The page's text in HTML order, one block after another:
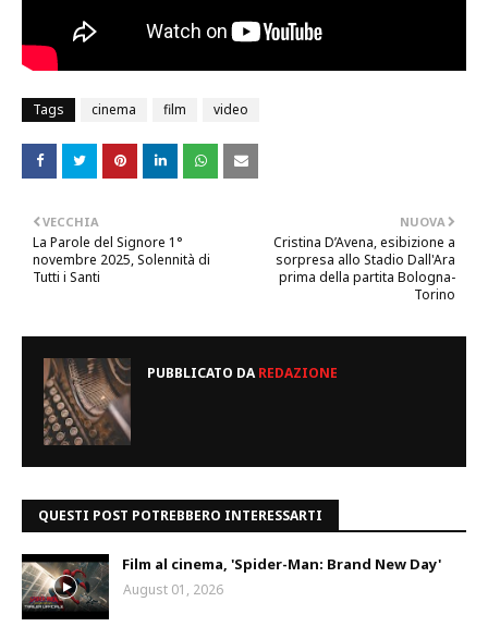
Tags cinema film video
NUOVA
Cristina D’Avena, esibizione a
sorpresa allo Stadio Dall'Ara
prima della partita Bologna-
Torino
VECCHIA
La Parole del Signore 1°
novembre 2025, Solennità di
Tutti i Santi
PUBBLICATO DAREDAZIONE
QUESTI POST POTREBBERO INTERESSARTI
Film al cinema, 'Spider-Man: Brand New Day'
August 01, 2026